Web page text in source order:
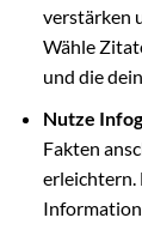
verstärken
Wähle
und die
Nutze
Fakten
erleichtern.